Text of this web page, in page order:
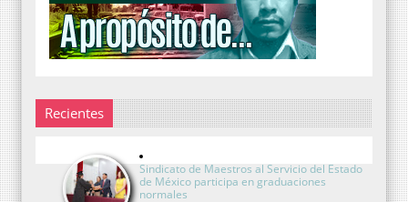
Recientes
Sindicato de Maestros al Servicio del Estado
de México participa en graduaciones
normales